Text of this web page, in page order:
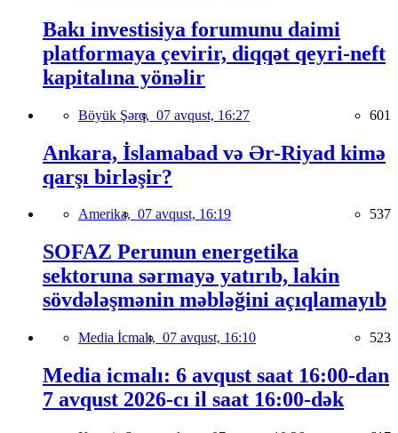
Bakı investisiya forumunu daimi
platformaya çevirir, diqqət qeyri-neft
kapitalına yönəlir
Böyük Şərq, 07 avqust, 16:27 601
Ankara, İslamabad və Ər-Riyad kimə
qarşı birləşir?
Amerika, 07 avqust, 16:19 537
SOFAZ Perunun energetika
sektoruna sərmayə yatırıb, lakin
sövdələşmənin məbləğini açıqlamayıb
Media İcmalı, 07 avqust, 16:10 523
Media icmalı: 6 avqust saat 16:00-dan
7 avqust 2026-cı il saat 16:00-dək